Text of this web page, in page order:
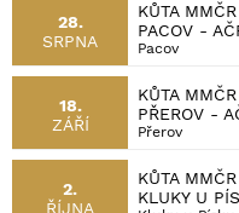
28.
SRPNA
KŮTA
PACOV -
Pacov
18.
ZÁŘÍ
KŮTA
PŘEROV -
Přerov
2.
ŘÍJNA
KŮTA
KLUKY U